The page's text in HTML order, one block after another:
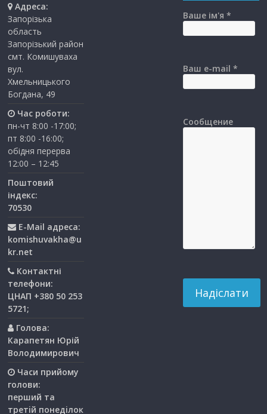
Адреса:
Запорізька
область
Запорізький район
смт. Комишуваха
вул.
Хмельницького
Богдана, 49
Час роботи:
пн-чт 8:00 -17:00;
пт 8:00 -16:00;
обідня перерва
12:00 – 12:45
Поштовий
індекс:
70530
E-Mail адреса:
komishuvakha@u
kr.net
Контактні
телефони:
ЦНАП +380 50 253
5721;
Голова:
Карапетян Юрій
Володимирович
Часи прийому
голови:
перший та
третiй понедiлок
Ваше ім'я *
Ваш e-mail *
Сообщение